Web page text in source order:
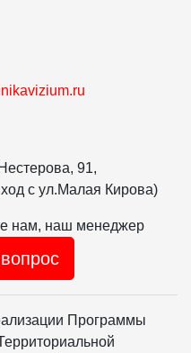
91,
с ул.Малая Кирова)
нам, наш менеджер
Программы